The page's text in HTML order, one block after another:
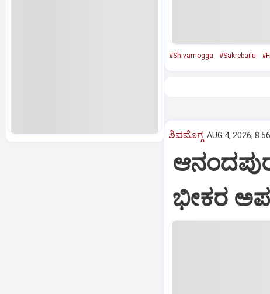
#Shivamogga #Sakrebailu
ಶಿವಮೊಗ್ಗ AUG 4, 2026,
ಭೀಕರ